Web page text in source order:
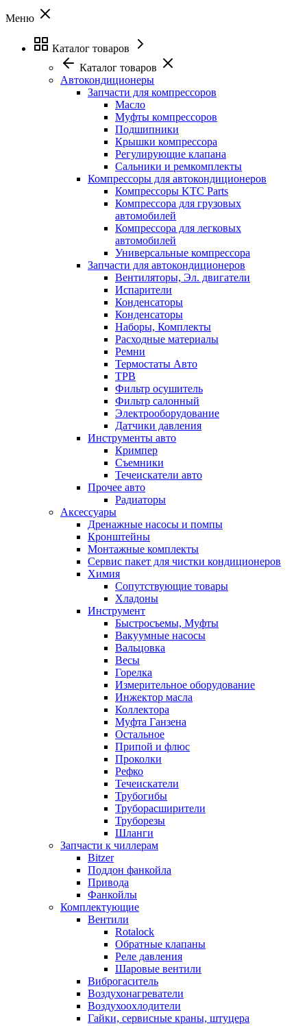
Меню
Каталог товаров
Каталог товаров
Автокондиционеры
Запчасти для компрессоров
Масло
Муфты компрессоров
Подшипники
Крышки компрессора
Регулирующие клапана
Сальники и ремкомплекты
Компрессоры для автокондиционеров
Компрессоры KTC Parts
Компрессора для грузовых
автомобилей
Компрессора для легковых
автомобилей
Универсальные компрессора
Запчасти для автокондиционеров
Вентиляторы, Эл. двигатели
Испарители
Конденсаторы
Конденсаторы
Наборы, Комплекты
Расходные материалы
Ремни
Термостаты Авто
ТРВ
Фильтр осушитель
Фильтр салонный
Электрооборудование
Датчики давления
Инструменты авто
Кримпер
Съемники
Течеискатели авто
Прочее авто
Радиаторы
Аксессуары
Дренажные насосы и помпы
Кронштейны
Монтажные комплекты
Сервис пакет для чистки кондиционеров
Химия
Сопутствующие товары
Хладоны
Инструмент
Быстросъемы, Муфты
Вакуумные насосы
Вальцовка
Весы
Горелка
Измерительное оборудование
Инжектор масла
Коллектора
Муфта Ганзена
Остальное
Припой и флюс
Проколки
Рефко
Течеискатели
Трубогибы
Труборасширители
Труборезы
Шланги
Запчасти к чиллерам
Bitzer
Поддон фанкойла
Привода
Фанкойлы
Комплектующие
Вентили
Rotalock
Обратные клапаны
Реле давления
Шаровые вентили
Виброгаситель
Воздухонагреватели
Воздухоохлодители
Гайки, сервисные краны, штуцера